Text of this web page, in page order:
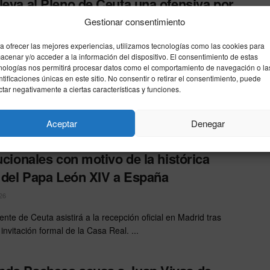
Gestionar consentimiento
ofrecer las mejores experiencias, utilizamos tecnologías como las cookies para
y/o acceder a la información del dispositivo. El consentimiento de estas
nos permitirá procesar datos como el comportamiento de navegación o
únicas en este sitio. No consentir o retirar el consentimiento, puede
negativamente a ciertas características y funciones.
Aceptar Denegar
el Tarajal, el Poblado Marinero y la
registra cuatro interpelaciones para exigir
al Gobierno del PP e introduce una enmienda para
la ...
participará en los actos
con motivo de la histórica
Papa León XIV a España
de Ceuta asistirá a la recepción oficial en Madrid tras
formal de la Casa Real. ...